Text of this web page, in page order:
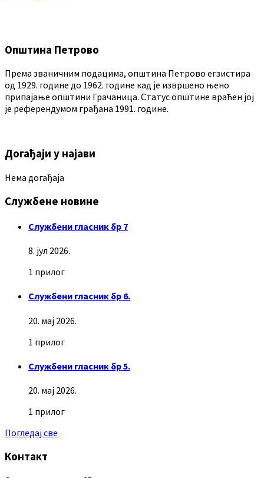
Општина Петрово
Према званичним подацима, општина Петрово егзистира
од 1929. године до 1962. године кад је извршено њено
припајање општини Грачаница. Статус општине враћен јој
је референдумом грађана 1991. године.
Догађаји у најави
Нема догађаја
Службене новине
Службени гласник бр 7
8. јул 2026.
1 прилог
Службени гласник бр 6.
20. мај 2026.
1 прилог
Службени гласник бр 5.
20. мај 2026.
1 прилог
Погледај све
Контакт